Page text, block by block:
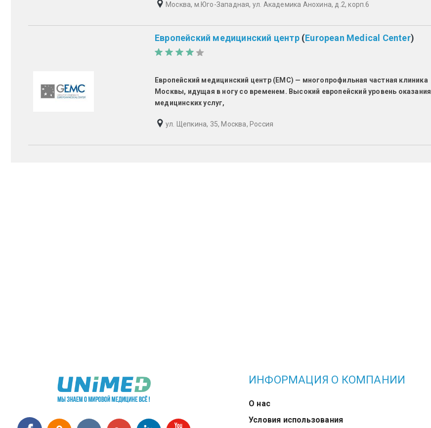
Москва, м.Юго-Западная, ул. Академика Анохина, д.2, корп.6
Европейский медицинский центр(European Medical Center)
Европейский медицинский центр (ЕМС) — многопрофильная частная клиника
Москвы, идущая в ногу со временем. Высокий европейский уровень оказания
медицинских услуг,
ул. Щепкина, 35, Москва, Россия
ИНФОРМАЦИЯ О КОМПАНИИ
О нас
Условия использования